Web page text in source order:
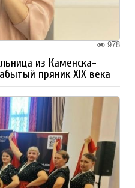
978
из Каменска-
пряник XIX века